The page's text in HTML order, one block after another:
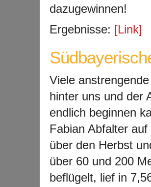
dazugewinnen!
Ergebnisse: [Link]
Viele
hinter uns und der
endlich beginnen
Fabian Abfalter
über den Herbst
über 60 und 200
beflügelt, lief in